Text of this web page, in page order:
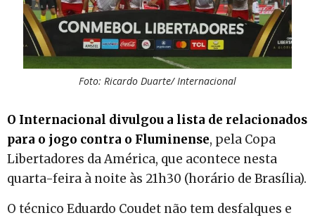
Foto: Ricardo Duarte/ Internacional
O Internacional divulgou a lista de relacionados
para o jogo contra o Fluminense, pela Copa
Libertadores da América, que acontece nesta
quarta-feira à noite às 21h30 (horário de Brasília).
O técnico Eduardo Coudet não tem desfalques e